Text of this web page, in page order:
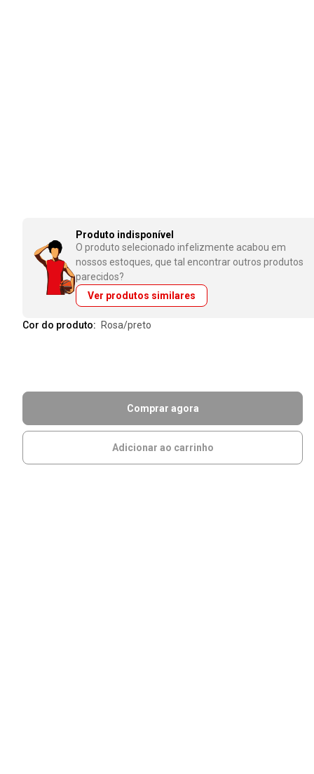
Produto indisponível
O produto selecionado infelizmente acabou em
nossos estoques, que tal encontrar outros produtos
parecidos?
Ver produtos similares
Cor do produto: rosa/preto
Comprar agora
Adicionar ao carrinho